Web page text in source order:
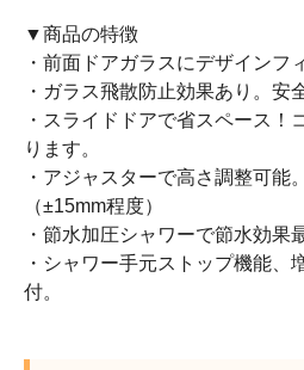
▼商品の特徴
・前面ドアガラスにデザインフ
・ガラス飛散防止効果あり。安
・スライドドアで省スペース！
ります。
・アジャスターで高さ調整可能
（±15mm程度）
・節水加圧シャワーで節水効果
・シャワー手元ストップ機能、
付。